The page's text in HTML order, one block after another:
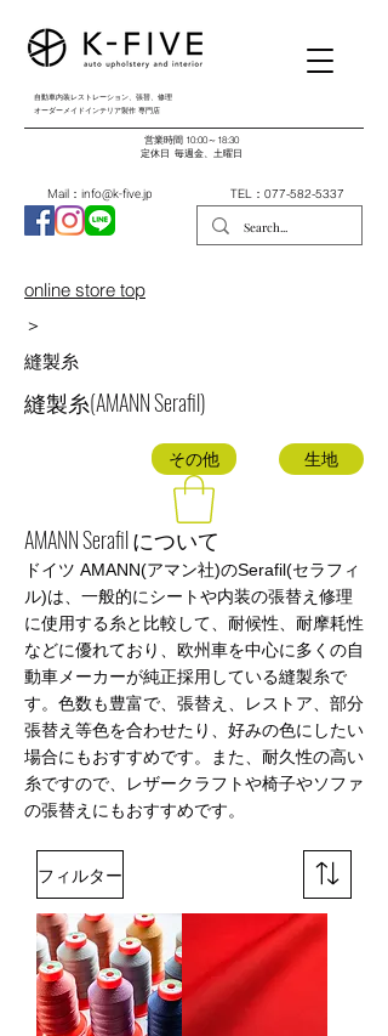
自動車内装レストレーション、張替、修理
オーダーメイドインテリア製作 専門店
Mail： info@k-five.jp TEL：077-582-5337
営業時間 10:00～18:30
​定休日 毎週金、土曜日
online store top
＞
​縫製糸
縫製糸(AMANN Serafil)
縫製糸
その他 生地
AMANN Serafil について
ドイツ AMANN(アマン社)のSerafil(セラフィ
ル)は、一般的にシートや内装の張替え修理
に使用する糸と比較して、耐候性、耐摩耗性
などに優れており、欧州車を中心に多くの自
動車メーカーが純正採用している縫製糸で
す。色数も豊富で、張替え、レストア、部分
張替え等色を合わせたり、好みの色にしたい
場合にもおすすめです。また、耐久性の高い
糸ですので、レザークラフトや椅子やソファ
の張替えにもおすすめです。
フィルター